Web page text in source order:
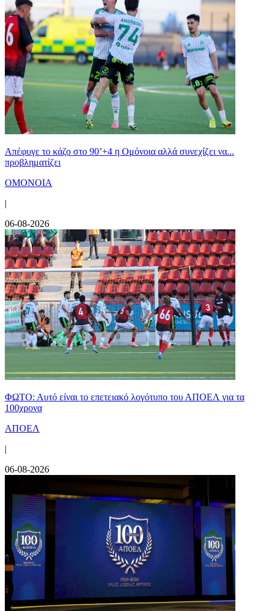
Απέφυγε το κάζο στο 90’+4 η Ομόνοια αλλά συνεχίζει να...
προβληματίζει
ΟΜΟΝΟΙΑ
|
06-08-2026
ΦΩΤΟ: Αυτό είναι το επετειακό λογότυπο του ΑΠΟΕΛ για τα
100χρονα
ΑΠΟΕΛ
|
06-08-2026